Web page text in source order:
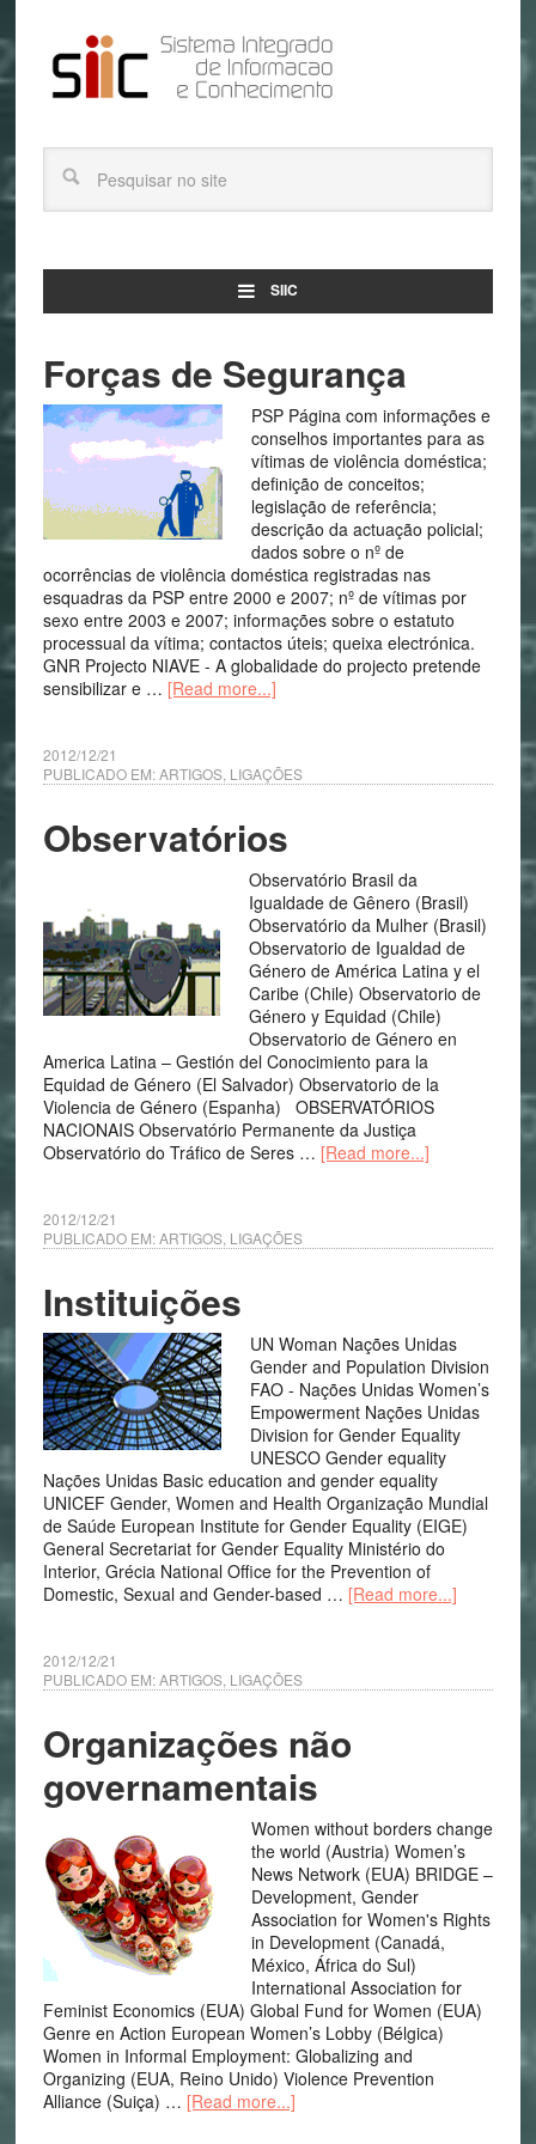
SIIC
Forças de Segurança
PSP Página com informações e
conselhos importantes para as
vítimas de violência doméstica;
definição de conceitos;
legislação de referência;
descrição da actuação policial;
dados sobre o nº de
ocorrências de violência doméstica registradas nas
esquadras da PSP entre 2000 e 2007; nº de vítimas por
sexo entre 2003 e 2007; informações sobre o estatuto
processual da vítima; contactos úteis; queixa electrónica.
GNR Projecto NIAVE - A globalidade do projecto pretende
sensibilizar e … [Read more...]
2012/12/21
PUBLICADO EM:ARTIGOS, LIGAÇÕES
Observatórios
Observatório Brasil da
Igualdade de Gênero (Brasil)
Observatório da Mulher (Brasil)
Observatorio de Igualdad de
Género de América Latina y el
Caribe (Chile) Observatorio de
Género y Equidad (Chile)
Observatorio de Género en
America Latina – Gestión del Conocimiento para la
Equidad de Género (El Salvador) Observatorio de la
Violencia de Género (Espanha) OBSERVATÓRIOS
NACIONAIS Observatório Permanente da Justiça
Observatório do Tráfico de Seres … [Read more...]
2012/12/21
PUBLICADO EM:ARTIGOS, LIGAÇÕES
Instituições
UN Woman Nações Unidas
Gender and Population Division
FAO - Nações Unidas Women’s
Empowerment Nações Unidas
Division for Gender Equality
UNESCO Gender equality
Nações Unidas Basic education and gender equality
UNICEF Gender, Women and Health Organização Mundial
de Saúde European Institute for Gender Equality (EIGE)
General Secretariat for Gender Equality Ministério do
Interior, Grécia National Office for the Prevention of
Domestic, Sexual and Gender-based … [Read more...]
2012/12/21
PUBLICADO EM:ARTIGOS, LIGAÇÕES
Organizações não
governamentais
Women without borders change
the world (Austria) Women’s
News Network (EUA) BRIDGE –
Development, Gender
Association for Women's Rights
in Development (Canadá,
México, África do Sul)
International Association for
Feminist Economics (EUA) Global Fund for Women (EUA)
Genre en Action European Women’s Lobby (Bélgica)
Women in Informal Employment: Globalizing and
Organizing (EUA, Reino Unido) Violence Prevention
Alliance (Suiça) … [Read more...]